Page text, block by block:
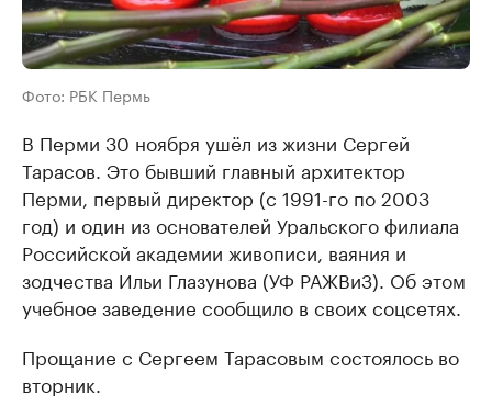
Фото: РБК Пермь
В Перми 30 ноября ушёл из жизни Сергей
Тарасов. Это бывший главный архитектор
Перми, первый директор (с 1991-го по 2003
год) и один из основателей Уральского филиала
Российской академии живописи, ваяния и
зодчества Ильи Глазунова (УФ РАЖВиЗ). Об этом
учебное заведение сообщило в своих соцсетях.
Прощание с Сергеем Тарасовым состоялось во
вторник.